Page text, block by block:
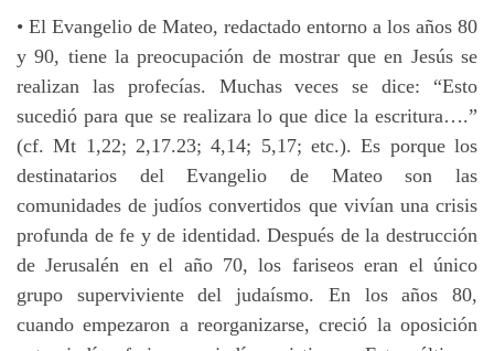
• El Evangelio de Mateo, redactado entorno a los años 80
y 90, tiene la preocupación de mostrar que en Jesús se
realizan las profecías. Muchas veces se dice: “Esto
sucedió para que se realizara lo que dice la escritura….”
(cf. Mt 1,22; 2,17.23; 4,14; 5,17; etc.). Es porque los
destinatarios del Evangelio de Mateo son las
comunidades de judíos convertidos que vivían una crisis
profunda de fe y de identidad. Después de la destrucción
de Jerusalén en el año 70, los fariseos eran el único
grupo superviviente del judaísmo. En los años 80,
cuando empezaron a reorganizarse, creció la oposición